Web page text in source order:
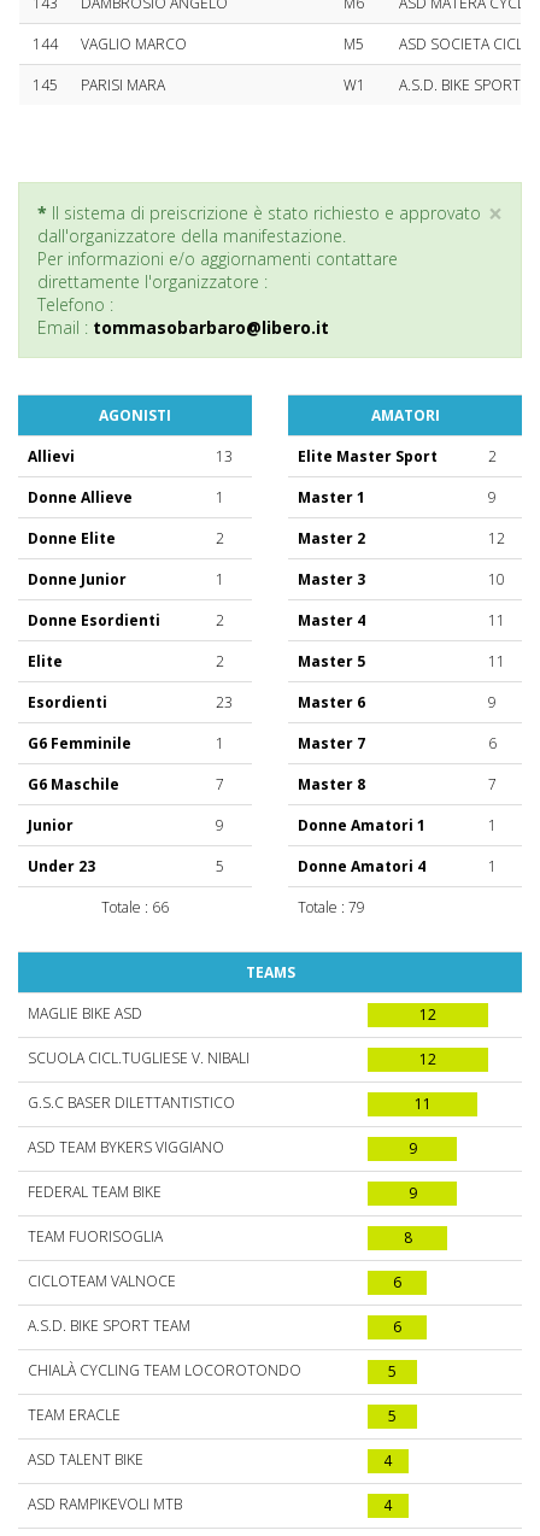
144
VAGLIO MARCO M5
ASD SOCIETA
145
PARISI MARA W1 A.S.D. BIKE SPORT
×
* Il sistema di preiscrizione è stato richiesto e approvato
dall'organizzatore della manifestazione.
Per informazioni e/o aggiornamenti contattare
direttamente l'organizzatore :
Telefono :
Email : tommasobarbaro@libero.it
AGONISTI
Allievi
13
Donne Allieve
1
Donne Elite
2
Donne Junior
1
Donne Esordienti
2
Elite
2
Esordienti
23
G6 Femminile
1
G6 Maschile
7
Junior
9
Under 23
5
Totale : 66
AMATORI
Elite Master Sport
2
Master 1
9
Master 2
12
Master 3
10
Master 4
11
Master 5
11
Master 6
9
Master 7
6
Master 8
7
Donne Amatori 1
1
Donne Amatori 4
1
Totale : 79
TEAMS
MAGLIE BIKE ASD
12
SCUOLA CICL.TUGLIESE V. NIBALI 12
G.S.C BASER DILETTANTISTICO 11
ASD TEAM BYKERS VIGGIANO 9
FEDERAL TEAM BIKE 9
TEAM FUORISOGLIA 8
CICLOTEAM VALNOCE 6
A.S.D. BIKE SPORT TEAM 6
CHIALÀ CYCLING TEAM LOCOROTONDO 5
TEAM ERACLE 5
ASD TALENT BIKE 4
ASD RAMPIKEVOLI MTB 4